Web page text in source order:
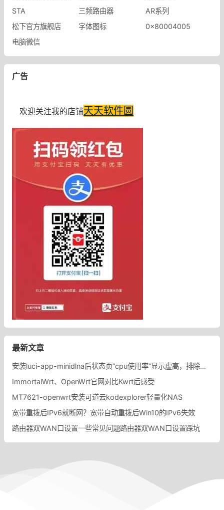
STA
三频路由器
AR系列
松下官方旗舰店
字体图标
0x80004005
电脑微信
广告
欢迎关注我的店铺天天软件圆
最新文章
安装luci-app-minidlna后状态页“cpu使用率“显示虚高，排除过程记录。
ImmortalWrt、OpenWrt官网对比Kwrt后感受
MT7621-openwrt安装可道云kodexplorer轻量化NAS
宽带重拨后IPv6就断网？宽带自动重拨后Win10的IPv6失效
路由器双WAN口设置一些常见问题路由器双WAN口设置踩坑